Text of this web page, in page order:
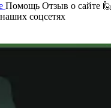
Помощь Отзыв о сайте 🙋
соцсетях